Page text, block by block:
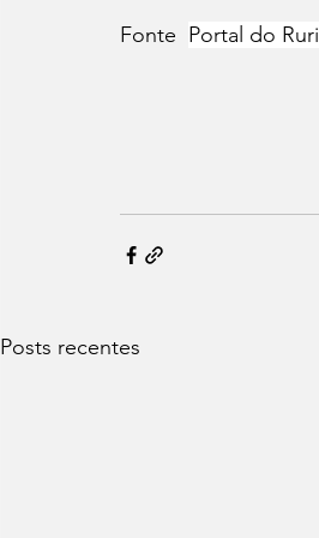
Fonte Portal do
Posts recentes